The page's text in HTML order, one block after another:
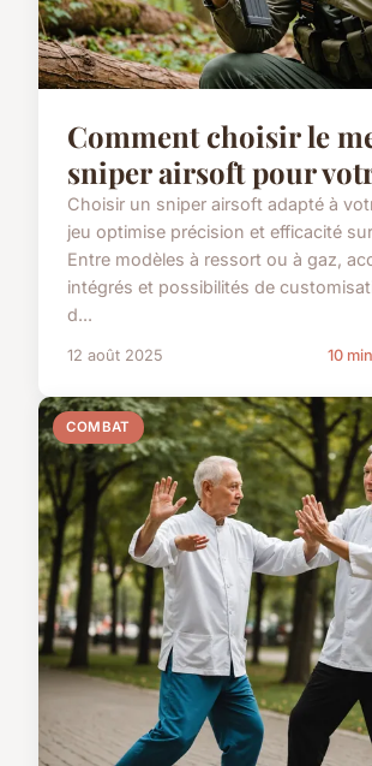
Comment choisir le
sniper airsoft pour
Choisir un sniper airsoft adapté à
jeu optimise précision et efficacité
Entre modèles à ressort ou à gaz,
intégrés et possibilités de
d...
12 août 2025 10
COMBAT